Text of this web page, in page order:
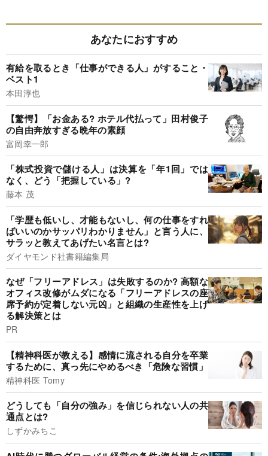
あなたにおすすめ
有給を取るとき「仕事ができる人」がすること・
ベスト1
本田淳也
【驚愕】「お金ある? ホテル代払って」田村俊子
の自由奔放すぎる晩年の素顔
富岡幸一郎
「株式投資で儲ける人」は決算を「年1回」では
なく、どう「把握している」?
藤本 茂
「学歴も低いし、才能もないし、何の仕事をすれ
ばいいのかサッパリわかりません」と言う人に、
サラッと教えてあげたい名言とは?
ダイヤモンド社書籍編集局
なぜ「フリーアドレス」は失敗するのか? 高額な
オフィス改修がムダになる「フリーアドレスの座
席予約が定着しない元凶」と組織の生産性を上げ
る解決策とは
PR
【精神科医が教える】感情に流される自分を卒業
するために、真っ先にやめるべき「危険な習慣」
精神科医 Tomy
どうしても「自分の強み」を信じられない人の共
通点とは?
しずかみちこ